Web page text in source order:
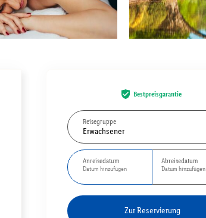
Bestpreisgarantie
Reisegruppe
Erwachsener
Anreisedatum
Datum hinzufügen
Abreisedatum
Datum hinzufügen
Zur Reservierung